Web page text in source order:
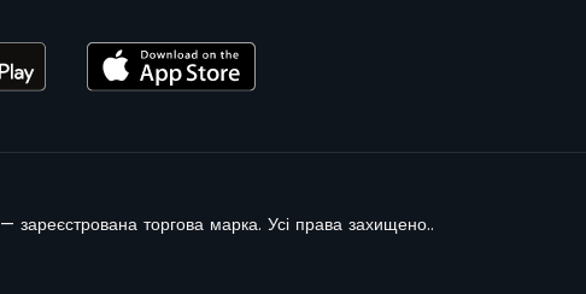
— зареєстрована торгова марка. Усі права захищено..